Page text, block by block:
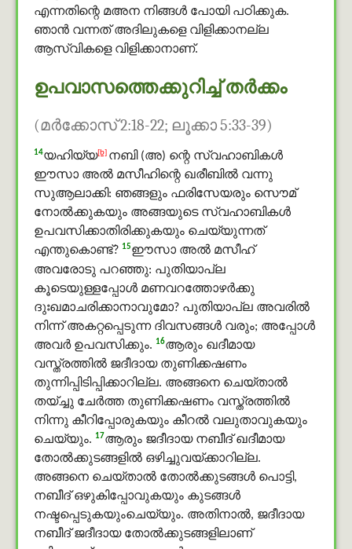
എന്നതിന്റെ മഅന നിങ്ങള്‍ പോയി പഠിക്കുക.
ഞാന്‍ വന്നത് അദിലുകളെ വിളിക്കാനല്ല
ആസ്വികളെ വിളിക്കാനാണ്.
ഉപവാസത്തെക്കുറിച്ച് തര്‍ക്കം
(മര്‍ക്കോസ് 2:18-22; ലൂക്കാ 5:33-39)
14യഹിയ്യ[b] നബി (അ) ന്റെ സ്വഹാബികൾ
ഈസാ അൽ മസീഹിന്റെ ഖരീബിൽ വന്നു
സുആലാക്കി: ഞങ്ങളും ഫരിസേയരും സൌമ്
നോൽക്കുകയും അങ്ങയുടെ സ്വഹാബികൾ
ഉപവസിക്കാതിരിക്കുകയും ചെയ്യുന്നത്
എന്തുകൊണ്ട്? 15ഈസാ അൽ മസീഹ്
അവരോടു പറഞ്ഞു: പുതിയാപ്ല
കൂടെയുള്ളപ്പോള്‍ മണവറത്തോഴര്‍ക്കു
ദുഃഖമാചരിക്കാനാവുമോ? പുതിയാപ്ല അവരില്‍
നിന്ന് അകറ്റപ്പെടുന്ന ദിവസങ്ങള്‍ വരും; അപ്പോള്‍
അവര്‍ ഉപവസിക്കും. 16ആരും ഖദീമായ
വസ്ത്രത്തില്‍ ജദീദായ തുണിക്കഷണം
തുന്നിപ്പിടിപ്പിക്കാറില്ല. അങ്ങനെ ചെയ്താല്‍
തയ്ച്ചു ചേര്‍ത്ത തുണിക്കഷണം വസ്ത്രത്തില്‍
നിന്നു കീറിപ്പോരുകയും കീറല്‍ വലുതാവുകയും
ചെയ്യും. 17ആരും ജദീദായ നബീദ് ഖദീമായ
തോല്‍ക്കുടങ്ങളില്‍ ഒഴിച്ചുവയ്ക്കാറില്ല.
അങ്ങനെ ചെയ്താല്‍ തോല്‍ക്കുടങ്ങള്‍ പൊട്ടി,
നബീദ് ഒഴുകിപ്പോവുകയും കുടങ്ങള്‍
നഷ്ടപ്പെടുകയുംചെയ്യും. അതിനാല്‍, ജദീദായ
നബീദ് ജദീദായ തോല്‍ക്കുടങ്ങളിലാണ്